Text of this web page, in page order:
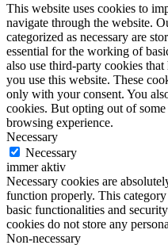
This website uses cookies to
navigate through the website.
categorized as necessary are
essential for the working of
also use third-party cookies
you use this website. These
only with your consent. You
cookies. But opting out of
browsing experience.
Necessary
Necessary
immer aktiv
Necessary cookies are
function properly. This
basic functionalities and
cookies do not store any
Non-necessary